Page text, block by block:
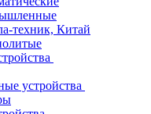
техник, Китай
устройства